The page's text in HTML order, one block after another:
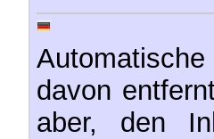
davon
aber, den
verstehen.